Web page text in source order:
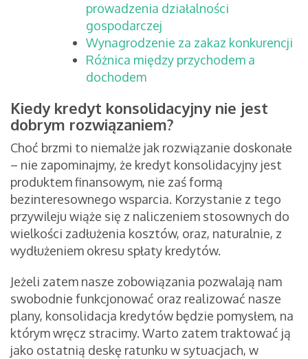
prowadzenia działalności
gospodarczej
Wynagrodzenie za zakaz konkurencji
Różnica między przychodem a
dochodem
Kiedy kredyt konsolidacyjny nie jest
dobrym rozwiązaniem?
Choć brzmi to niemalże jak rozwiązanie doskonałe
– nie zapominajmy, że kredyt konsolidacyjny jest
produktem finansowym, nie zaś formą
bezinteresownego wsparcia. Korzystanie z tego
przywileju wiąże się z naliczeniem stosownych do
wielkości zadłużenia kosztów, oraz, naturalnie, z
wydłużeniem okresu spłaty kredytów.
Jeżeli zatem nasze zobowiązania pozwalają nam
swobodnie funkcjonować oraz realizować nasze
plany, konsolidacja kredytów będzie pomysłem, na
którym wręcz stracimy. Warto zatem traktować ją
jako ostatnią deskę ratunku w sytuacjach, w